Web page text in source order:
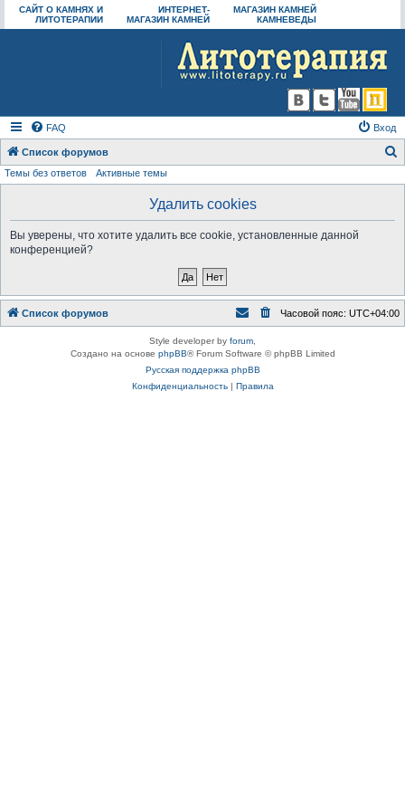
САЙТ О КАМНЯХ И
ЛИТОТЕРАПИИ
ИНТЕРНЕТ-
МАГАЗИН КАМНЕЙ
МАГАЗИН КАМНЕЙ
КАМНЕВЕДЫ
FAQ Вход
Список форумов
Темы без ответов Активные темы
Удалить cookies
Вы уверены, что хотите удалить все cookie, установленные данной
конференцией?
Список форумов Часовой пояс: UTC+04:00
Style developer by forum
Создано на основе phpBB® Forum Software © phpBB Limited
Русская поддержка phpBB
Конфиденциальность| Правила